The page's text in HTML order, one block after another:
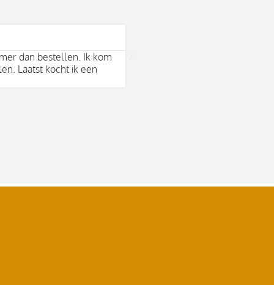
dan bestellen. Ik kom
Laatst kocht ik een